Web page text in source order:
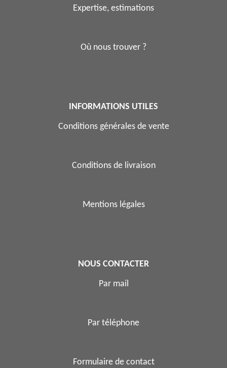
Expertise, estimations
Où nous trouver ?
INFORMATIONS UTILES
Conditions générales de vente
Conditions de livraison
Mentions légales
NOUS CONTACTER
Par mail
Par téléphone
Formulaire de contact